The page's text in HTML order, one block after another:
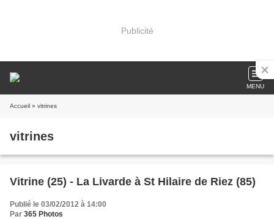
Publicité
MENU
Accueil » vitrines
vitrines
Vitrine (25) - La Livarde à St Hilaire de Riez (85)
Publié le 03/02/2012 à 14:00
Par 365 Photos